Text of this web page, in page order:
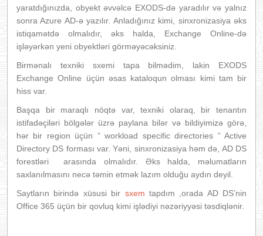
yaratdığınızda, obyekt əvvəlcə EXODS-də yaradılır və yalnız
sonra Azure AD-ə yazılır. Anladığınız kimi, sinxronizasiya əks
istiqamətdə olmalıdır, əks halda, Exchange Online-də
işləyərkən yeni obyektləri görməyəcəksiniz.
Birmənalı texniki sxemi tapa bilmədim, lakin EXODS
Exchange Online üçün əsas kataloqun olması kimi tam bir
hiss var.
Başqa bir maraqlı nöqtə var, texniki olaraq, bir tenantın
istifadəçiləri bölgələr üzrə paylana bilər və bildiyimizə görə,
hər bir region üçün ” workload specific directories ” Active
Directory DS forması var. Yəni, sinxronizasiya həm də, AD DS
forestləri arasında olmalıdır. Əks halda, məlumatların
saxlanılmasını necə təmin etmək lazım olduğu aydın deyil.
Saytların birində xüsusi bir sxem tapdım ,orada AD DS’nin
Office 365 üçün bir qovluq kimi işlədiyi nəzəriyyəsi təsdiqlənir.